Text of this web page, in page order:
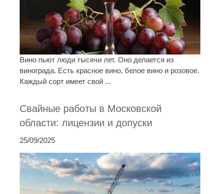
Вино пьют люди тысячи лет. Оно делается из
винограда. Есть красное вино, белое вино и розовое.
Каждый сорт имеет свой ...
Свайные работы в Московской
области: лицензии и допуски
25/09/2025